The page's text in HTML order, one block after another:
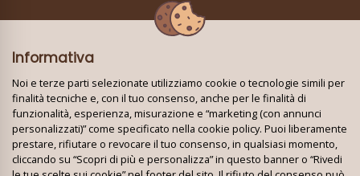
Seguici su:
Informativa
Noi e terze parti selezionate utilizziamo cookie o tecnologie simili per
finalità tecniche e, con il tuo consenso, anche per le finalità di
funzionalità, esperienza, misurazione e “marketing (con annunci
personalizzati)” come specificato nella cookie policy. Puoi liberamente
prestare, rifiutare o revocare il tuo consenso, in qualsiasi momento,
cliccando su “Scopri di più e personalizza” in questo banner o “Rivedi